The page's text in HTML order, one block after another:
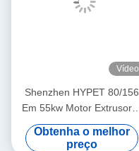
Vídeo
Shenzhen HYPET 80/156
Em 55kw Motor Extrusores
de PVC Máquina Extrusora
de parafuso cónico Twin
Obtenha o melhor
preço